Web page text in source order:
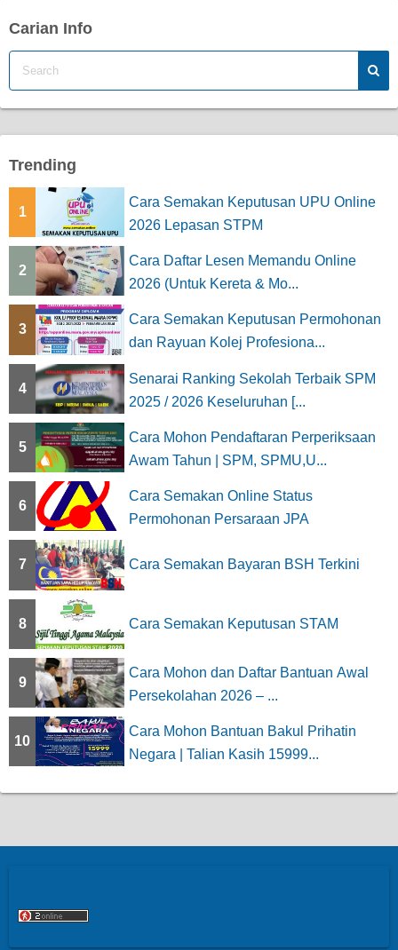
Carian Info
Trending
1
Cara Semakan Keputusan UPU Online
2026 Lepasan STPM
2
Cara Daftar Lesen Memandu Online
2026 (Untuk Kereta & Mo...
3
Cara Semakan Keputusan Permohonan
dan Rayuan Kolej Profesiona...
4
Senarai Ranking Sekolah Terbaik SPM
2025 / 2026 Keseluruhan [...
5
Cara Mohon Pendaftaran Perperiksaan
Awam Tahun | SPM, SPMU,U...
6
Cara Semakan Online Status
Permohonan Persaraan JPA
7 Cara Semakan Bayaran BSH Terkini
8 Cara Semakan Keputusan STAM
9
Cara Mohon dan Daftar Bantuan Awal
Persekolahan 2026 – ...
10
Cara Mohon Bantuan Bakul Prihatin
Negara | Talian Kasih 15999...